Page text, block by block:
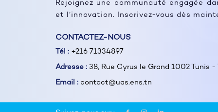
Rejoignez une communauté engagée
et l’innovation. Inscrivez-vous dès
CONTACTEZ-NOUS
Tél : +216 71334897
Adresse : 38, Rue Cyrus le Grand 1002 Tunis -
Email : contact@uas.ens.tn